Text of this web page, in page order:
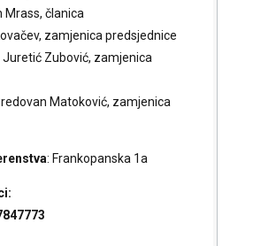
Mrass, članica
zamjenica predsjednice
Zubović, zamjenica
Matoković, zamjenica
: Frankopanska 1a